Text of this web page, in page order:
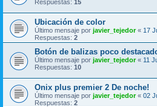
Respuestas: 15
Ubicación de color
Último mensaje por javier_tejedor« 17
Respuestas: 2
Botón de balizas poco
Último mensaje por javier_tejedor« 11
Respuestas: 10
Onix plus premier 2 De noche!
Último mensaje por javier_tejedor« 02
Respuestas: 2